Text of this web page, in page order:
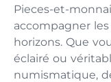
Pieces-et-
accompagner
horizons. Que
éclairé ou
numismatique,